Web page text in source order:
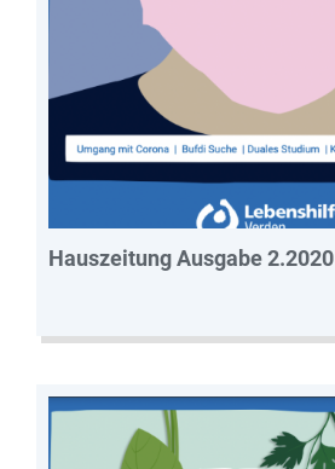
Hauszeitung Ausgabe 2.2020